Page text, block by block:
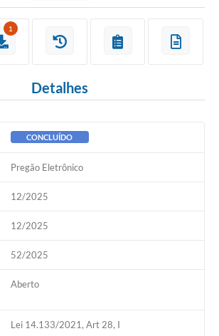
1
Detalhes
CONCLUÍDO
Pregão Eletrônico
12/2025
12/2025
52/2025
Aberto
Lei 14.133/2021, Art 28, I